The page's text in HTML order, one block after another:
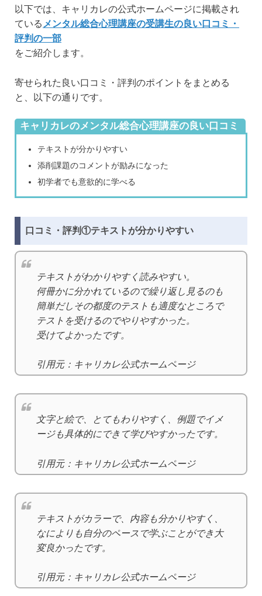
以下では、キャリカレの公式ホームページに掲載され
ているメンタル総合心理講座の受講生の良い口コミ・
評判の一部
をご紹介します。
寄せられた良い口コミ・評判のポイントをまとめる
と、以下の通りです。
キャリカレのメンタル総合心理講座の良い口コミ
テキストが分かりやすい
添削課題のコメントが励みになった
初学者でも意欲的に学べる
口コミ・評判①テキストが分かりやすい
テキストがわかりやすく読みやすい。
何冊かに分かれているので繰り返し見るのも
簡単だしその都度のテストも適度なところで
テストを受けるのでやりやすかった。
受けてよかったです。
引用元：キャリカレ公式ホームページ
文字と絵で、とてもわりやすく、例題でイメ
ージも具体的にできて学びやすかったです。
引用元：キャリカレ公式ホームページ
テキストがカラーで、内容も分かりやすく、
なによりも自分のペースで学ぶことができ大
変良かったです。
引用元：キャリカレ公式ホームページ